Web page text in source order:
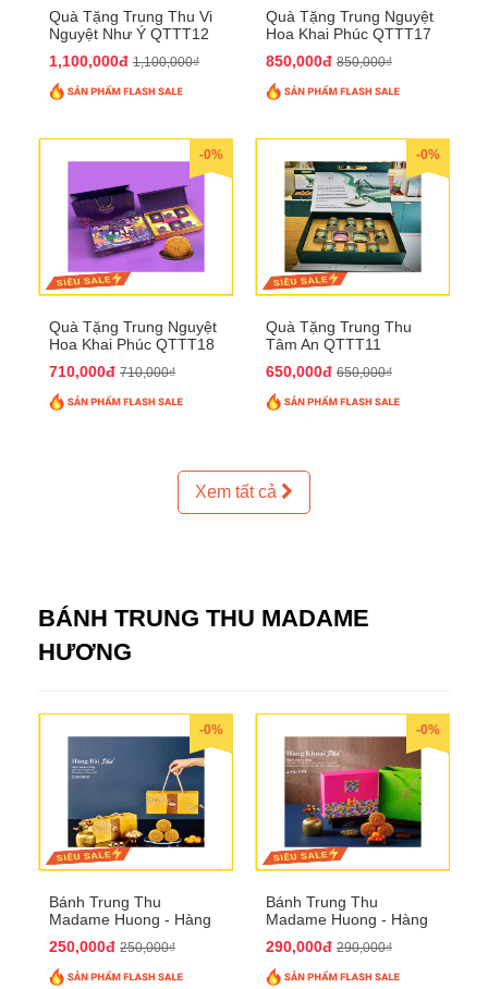
Quà Tặng Trung Thu Vi
Nguyệt Như Ý QTTT12
1,100,000đ 1,100,000₫
Quà Tặng Trung Nguyệt
Hoa Khai Phúc QTTT17
850,000đ 850,000₫
-0%
Quà Tặng Trung Nguyệt
Hoa Khai Phúc QTTT18
710,000đ 710,000₫
-0%
Quà Tặng Trung Thu
Tâm An QTTT11
650,000đ 650,000₫
Xem tất cả
BÁNH TRUNG THU MADAME
HƯƠNG
-0%
Bánh Trung Thu
Madame Huong - Hàng
250,000đ 250,000₫
-0%
Bánh Trung Thu
Madame Huong - Hàng
290,000đ 290,000₫